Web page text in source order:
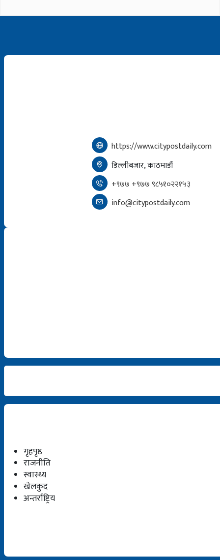
https://www.citypostdaily.com
डिल्लीबजार, काठमाडौं
+९७७ +९७७ ९८५१०२२१५३
info@citypostdaily.com
गृहपृष्ठ
राजनीति
स्वास्थ्य
खेलकुद
अन्तर्राष्ट्रिय